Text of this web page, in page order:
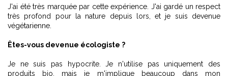
J'ai été très marquée par cette expérience. J'ai gardé un respect
très profond pour la nature depuis lors, et je suis devenue
végétarienne.
Êtes-vous devenue écologiste ?
Je ne suis pas hypocrite. Je n'utilise pas uniquement des
produits bio, mais je m'implique beaucoup dans mon